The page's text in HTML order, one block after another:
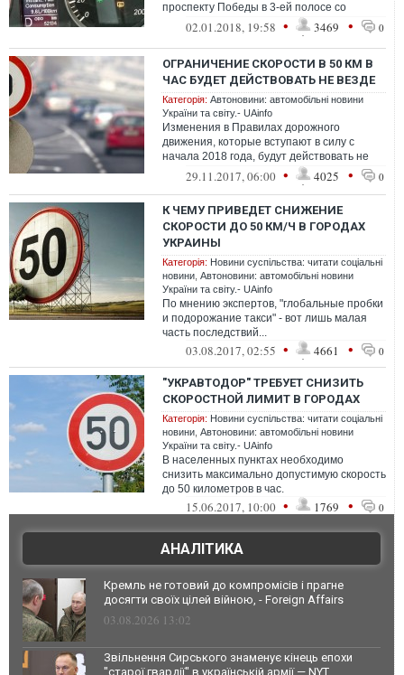
проспекту Победы в 3-ей полосе со
скоростью 58 км/ч. Меня, как стоячего,
02.01.2018, 19:58 • 3469 • 0
ОГРАНИЧЕНИЕ СКОРОСТИ В 50 КМ В
ЧАС БУДЕТ ДЕЙСТВОВАТЬ НЕ ВЕЗДЕ
Категорія: Автоновини: автомобільні новини
України та світу.- UAinfo
Изменения в Правилах дорожного
движения, которые вступают в силу с
начала 2018 года, будут действовать не
повсеместно.
29.11.2017, 06:00 • 4025 • 0
К ЧЕМУ ПРИВЕДЕТ СНИЖЕНИЕ
СКОРОСТИ ДО 50 КМ/Ч В ГОРОДАХ
УКРАИНЫ
Категорія: Новини суспільства: читати соціальні
новини Автоновини: автомобільні новини
України та світу.- UAinfo
По мнению экспертов, "глобальные пробки
и подорожание такси" - вот лишь малая
часть последствий...
03.08.2017, 02:55 • 4661 • 0
"УКРАВТОДОР" ТРЕБУЕТ СНИЗИТЬ
СКОРОСТНОЙ ЛИМИТ В ГОРОДАХ
Категорія: Новини суспільства: читати соціальні
новини Автоновини: автомобільні новини
України та світу.- UAinfo
В населенных пунктах необходимо
снизить максимально допустимую скорость
до 50 километров в час.
15.06.2017, 10:00 • 1769 • 0
АНАЛІТИКА
Кремль не готовий до компромісів і прагне
досягти своїх цілей війною, - Foreign Affairs
03.08.2026 13:02
Звільнення Сирського знаменує кінець епохи
"старої гвардії" в українській армії — NYT